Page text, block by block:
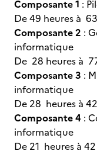
Composante 1 :
De 49 heures à
Composante 2 :
informatique
De 28 heures à
Composante 3 :
informatique
De 28 heures à
Composante 4 :
informatique
De 21 heures à